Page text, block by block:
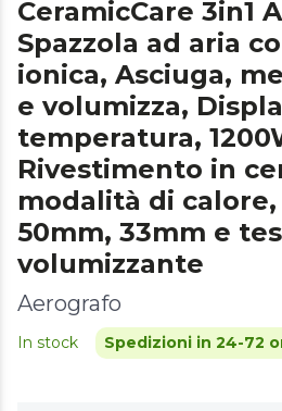
CeramicCare 3in1
Spazzola ad aria
ionica, Asciuga,
e volumizza,
temperatura,
Rivestimento in
modalità di calore,
50mm, 33mm e
volumizzante
Aerografo
In stock Spedizioni in 24-72